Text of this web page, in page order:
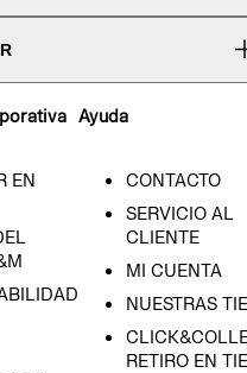
EN
Ayuda
CONTACTO
SERVICIO AL
CLIENTE
MI CUENTA
NUESTRAS
RETIRO EN